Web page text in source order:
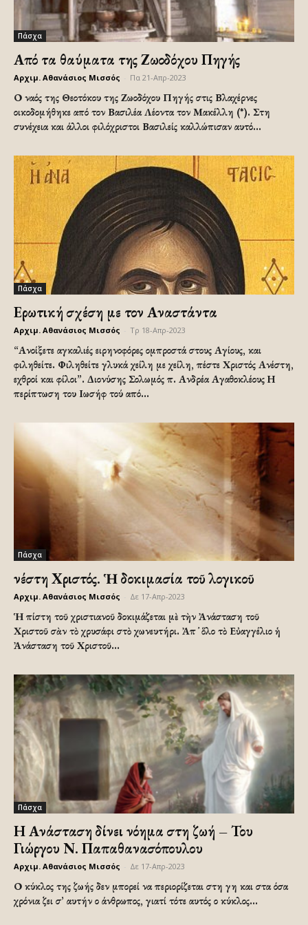
Πάσχα
Από τα θαύματα της Ζωοδόχου Πηγής
Αρχιμ. Αθανάσιος Μισσός Πα 21-Απρ-2023
Ο ναός της Θεοτόκου της Ζωοδόχου Πηγής στις Βλαχέρνες
οικοδομήθηκε από τον Βασιλέα Λέοντα τον Μακέλλη (*). Στη
συνέχεια και άλλοι φιλόχριστοι Βασιλείς καλλώπισαν αυτό...
Πάσχα
Ερωτική σχέση με τον Αναστάντα
Αρχιμ. Αθανάσιος Μισσός Τρ 18-Απρ-2023
“Ανοίξετε αγκαλιές ειρηνοφόρες ομπροστά στους Αγίους, και
φιληθείτε. Φιληθείτε γλυκά χείλη με χείλη, πέστε Χριστός Ανέστη,
εχθροί και φίλοι”. Διονύσης Σολωμός π. Ανδρέα Αγαθοκλέους Η
περίπτωση του Ιωσήφ τού από...
Πάσχα
Ἀνέστη Χριστός. Ἡ δοκιμασία τοῦ λογικοῦ
Αρχιμ. Αθανάσιος Μισσός Δε 17-Απρ-2023
Ἡ πίστη τοῦ χριστιανοῦ δοκιμάζεται μὲ τὴν Ἀνάσταση τοῦ
Χριστοῦ σὰν τὸ χρυσάφι στὸ χωνευτήρι. Ἀπ ̓ ὅλο τὸ Εὐαγγέλιο ἡ
Ἀνάσταση τοῦ Χριστοῦ...
Πάσχα
Η Ανάσταση δίνει νόημα στη ζωή – Του
Γιώργου Ν. Παπαθανασόπουλου
Αρχιμ. Αθανάσιος Μισσός Δε 17-Απρ-2023
Ο κύκλος της ζωής δεν μπορεί να περιορίζεται στη γη και στα όσα
χρόνια ζει σ’ αυτήν ο άνθρωπος, γιατί τότε αυτός ο κύκλος...